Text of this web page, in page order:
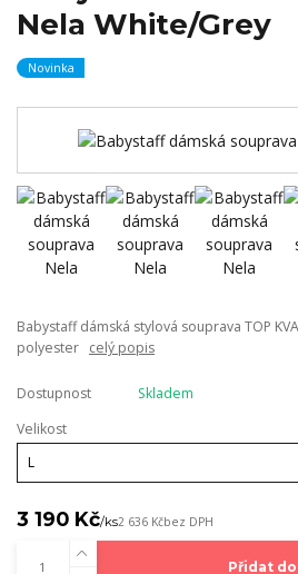
Nela White/Grey
Novinka
Babystaff dámská stylová souprava TOP
polyester celý popis
Dostupnost
Skladem
Velikost
3 190 Kč/ks2 636 Kčbez DPH
Přidat